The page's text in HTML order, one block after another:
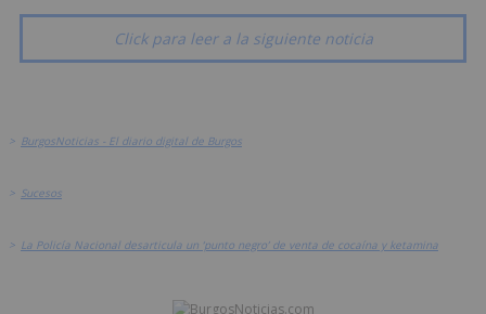
Click para leer a la siguiente noticia
> BurgosNoticias - El diario digital de Burgos
> Sucesos
> La Policía Nacional desarticula un ‘punto negro’ de venta de cocaína y ketamina